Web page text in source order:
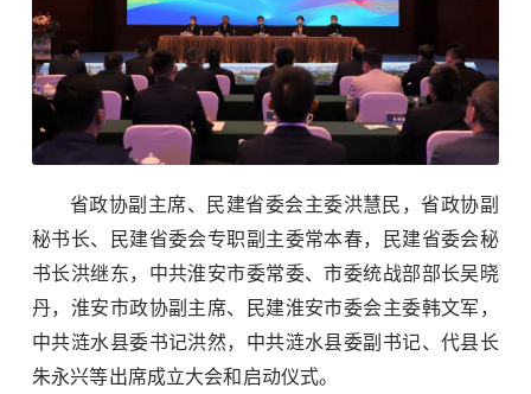
省政协副主席、民建省委会主委洪慧民，省政协副
秘书长、民建省委会专职副主委常本春，民建省委会秘
书长洪继东，中共淮安市委常委、市委统战部部长吴晓
丹，淮安市政协副主席、民建淮安市委会主委韩文军，
中共涟水县委书记洪然，中共涟水县委副书记、代县长
朱永兴等出席成立大会和启动仪式。